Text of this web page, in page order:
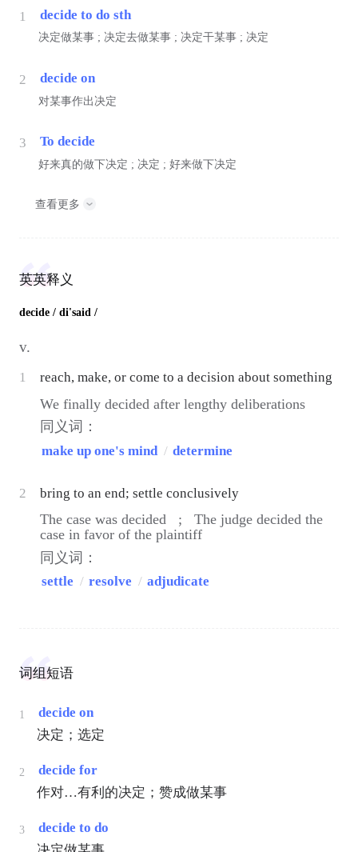
1 decide to do sth
决定做某事 ; 决定去做某事 ; 决定干某事 ; 决定
2 decide on
对某事作出决定
3 To decide
好来真的做下决定 ; 决定 ; 好来做下决定
查看更多
英英释义
decide / di'said /
v.
1 reach, make, or come to a decision about something
We finally decided after lengthy deliberations
同义词：
make up one's mind/ determine
2 bring to an end; settle conclusively
The case was decided ;
The judge decided the
case in favor of the plaintiff
同义词：
settle / resolve / adjudicate
词组短语
1
decide on
决定；选定
2
decide for
作对…有利的决定；赞成做某事
3
decide to do